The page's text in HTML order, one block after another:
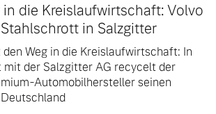
die Kreislaufwirtschaft: Volvo
in Salzgitter
den Weg in die Kreislaufwirtschaft: In
mit der Salzgitter AG recycelt der
Automobilhersteller seinen